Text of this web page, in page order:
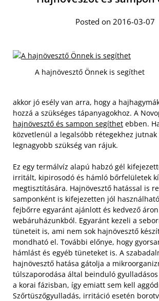
Posted on 2016-03-07
A hajnövesztő Önnek is segíthet
akkor jó esély van arra, hogy a
hozzá a szükséges tápanyagokhoz. A
hajnövesztő és sampon segíthet ebben.
közvetlenül a legalsóbb rétegekhez jutnak
legnagyobb szükség van rájuk.
Ez egy termálvíz alapú habzó gél
irritált, kipirosodó és hámló bőrfelületek
megtisztítására. Hajnövesztő hatással is
samponként is kifejezetten jól
fejbőrre egyaránt ajánlott és kedvező
webáruházunkból. Egyaránt kezeli a
tüneteit is, ami nem sok hajnövesztő
mondható el. További előnye, hogy
hámlást és egyéb tüneteket is. A
hajnövesztő hatása gátolja a
túlszaporodása által beinduló
a korai fázisban, így emiatt sem kell
Szőrtüszőgyulladás, irritáció esetén